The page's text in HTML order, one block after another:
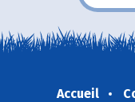
Accueil